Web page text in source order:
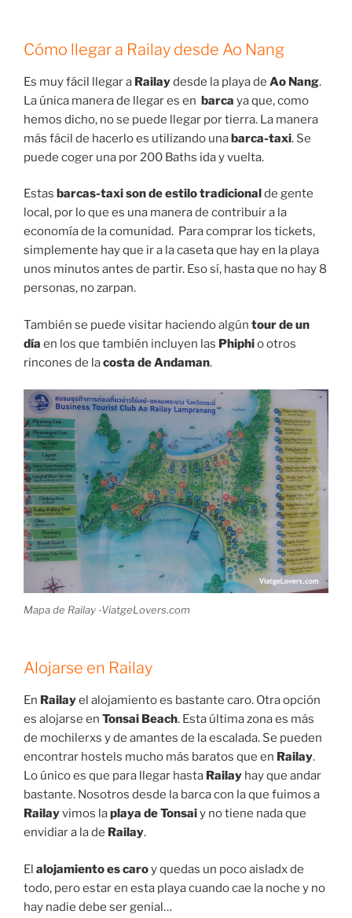
Cómo llegar a Railay desde Ao Nang
Es muy fácil llegar a Railaydesde la playa de Ao Nang.
La única manera de llegar es en barca ya que, como
hemos dicho, no se puede llegar por tierra. La manera
más fácil de hacerlo es utilizando unabarca-taxi. Se
puede coger una por 200 Baths ida y vuelta.
Estas barcas-taxi son de estilo tradicional de gente
local, por lo que es una manera de contribuir a la
economía de la comunidad. Para comprar los tickets,
simplemente hay que ir a la caseta que hay en la playa
unos minutos antes de partir. Eso sí, hasta que no hay 8
personas, no zarpan.
También se puede visitar haciendo algún tour de un
día en los que también incluyen las Phiphio otros
rincones de lacosta de Andaman.
Mapa de Railay -ViatgeLovers.com
Alojarse en Railay
En Railayel alojamiento es bastante caro. Otra opción
es alojarse en Tonsai Beach. Esta última zona es más
de mochilerxs y de amantes de la escalada. Se pueden
encontrar hostels mucho más baratos que en Railay.
Lo único es que para llegar hasta Railay hay que andar
bastante. Nosotros desde la barca con la que fuimos a
Railayvimos laplaya de Tonsaiy no tiene nada que
envidiar a la de Railay.
El alojamiento es caroy quedas un poco aisladx de
todo, pero estar en esta playa cuando cae la noche y no
hay nadie debe ser genial…